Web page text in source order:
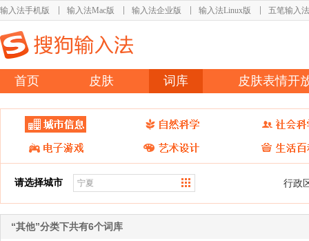
输入法手机版 输入法Mac版 输入法企业版 输入法Linux版 五笔输入法
首页 皮肤 词库 皮肤表情开
请选择城市 行政
“其他”分类下共有6个词库